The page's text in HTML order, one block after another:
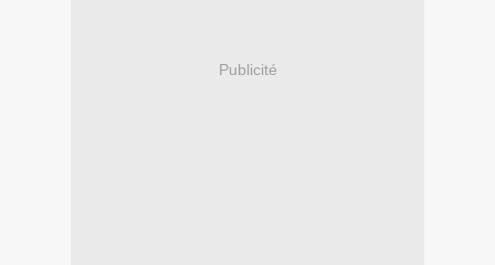
Publicité